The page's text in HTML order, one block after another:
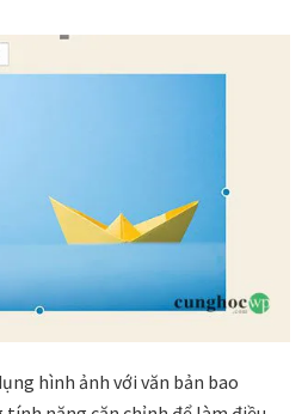
hình ảnh với văn bản bao